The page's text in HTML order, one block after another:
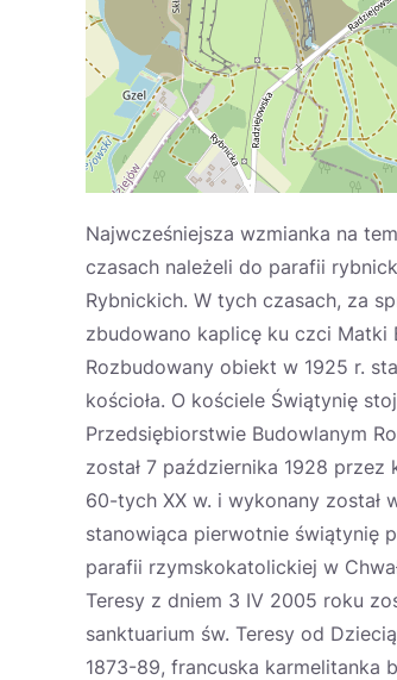
Najwcześniejsza wzmianka na
czasach należeli do parafii
Rybnickich. W tych czasach, za
zbudowano kaplicę ku czci Matki
Rozbudowany obiekt w 1925 r.
kościoła. O kościele Świątynię
Przedsiębiorstwie Budowlanym
został 7 października 1928
60-tych XX w. i wykonany został
stanowiąca pierwotnie świątynię
parafii rzymskokatolickiej w
Teresy z dniem 3 IV 2005 roku
sanktuarium św. Teresy od
1873-89, francuska karmelitanka